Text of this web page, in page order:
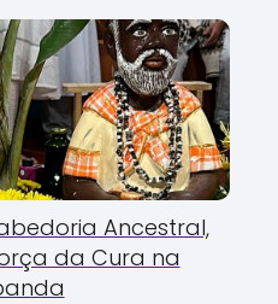
Ancestral,
da Cura na